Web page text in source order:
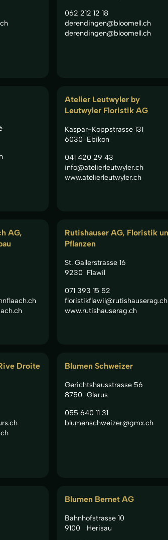
062 212 12 18
derendingen@bloomell.ch
derendingen@bloomell.ch
Atelier Leutwyler by
Leutwyler Floristik AG
Kaspar-Koppstrasse 131
6030 Ebikon
041 420 29 43
info@atelierleutwyler.ch
www.atelierleutwyler.ch
AG,
Rutishauser AG, Floristik
Pflanzen
St. Gallerstrasse 16
9230 Flawil
071 393 15 52
floristikflawil@rutishauserag.ch
www.rutishauserag.ch
Droite Blumen Schweizer
Gerichtshausstrasse 56
8750 Glarus
055 640 11 31
blumenschweizer@gmx.ch
Blumen Bernet AG
Bahnhofstrasse 10
9100
Herisau